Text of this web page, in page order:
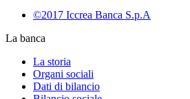
©2017 Iccrea Banca S.p.A
La banca
La storia
Organi sociali
Dati di bilancio